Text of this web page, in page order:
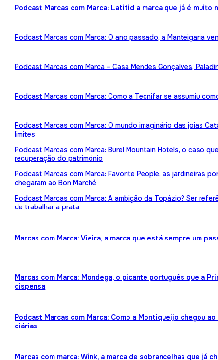
Podcast Marcas com Marca: Latitid a marca que já é muito
Podcast Marcas com Marca: O ano passado, a Manteigaria
Podcast Marcas com Marca – Casa Mendes Gonçalves,
Podcast Marcas com Marca: Como a Tecnifar se assumiu
Podcast Marcas com Marca: O mundo imaginário das joias
limites
Podcast Marcas com Marca: Burel Mountain Hotels, o caso
recuperação do património
Podcast Marcas com Marca: Favorite People, as jardineiras
chegaram ao Bon Marché
Podcast Marcas com Marca: A ambição da Topázio? Ser
de trabalhar a prata
Marcas com Marca: Vieira, a marca que está sempre um
Marcas com Marca: Mondega, o picante português que a
dispensa
Podcast Marcas com Marca: Como a Montiqueijo chegou
diárias
Marcas com marca: Wink, a marca de sobrancelhas que já